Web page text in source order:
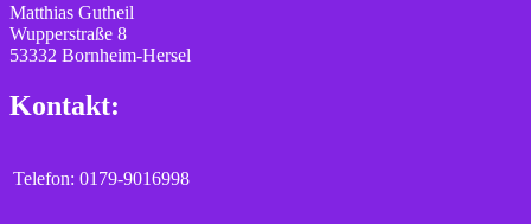
Matthias Gutheil
Wupperstraße 8
53332 Bornheim-Hersel
Kontakt:
Telefon: 0179-9016998